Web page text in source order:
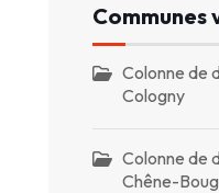
Communes
Colonne de
Cologny
Colonne de
Chêne-